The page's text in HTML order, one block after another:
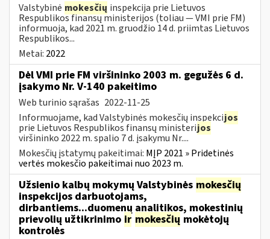
Valstybinė mokesčių inspekcija prie Lietuvos
Respublikos finansų ministerijos (toliau — VMI prie FM)
informuoja, kad 2021 m. gruodžio 14 d. priimtas Lietuvos
Respublikos...
Metai: 2022
Dėl VMI prie FM viršininko 2003 m. gegužės 6 d.
įsakymo Nr. V-140 pakeitimo
Web turinio sąrašas 2022-11-25
Informuojame, kad Valstybinės mokesčių inspekcijos
prie Lietuvos Respublikos finansų ministerijos
viršininko 2022 m. spalio 7 d. įsakymu Nr....
Mokesčių įstatymų pakeitimai: MĮP 2021 » Pridetinės
vertės mokesčio pakeitimai nuo 2023 m.
Užsienio kalbų mokymų Valstybinės mokesčių
inspekcijos darbuotojams,
dirbantiems...duomenų analitikos, mokestinių
prievolių užtikrinimo ir mokesčių mokėtojų
kontrolės